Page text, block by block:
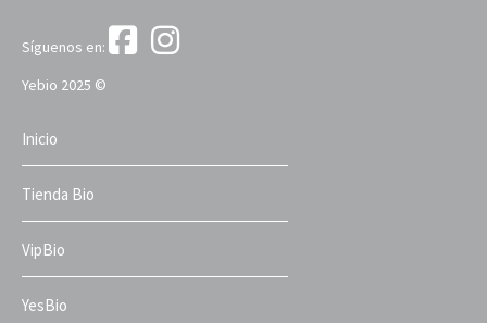
Síguenos en:
Yebio 2025 ©
Inicio
Tienda Bio
VipBio
YesBio